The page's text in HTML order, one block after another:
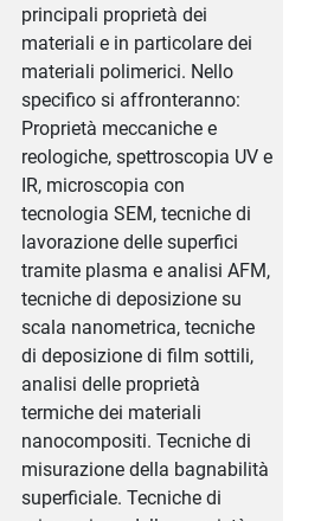
principali proprietà dei
materiali e in particolare dei
materiali polimerici. Nello
specifico si affronteranno:
Proprietà meccaniche e
reologiche, spettroscopia UV e
IR, microscopia con
tecnologia SEM, tecniche di
lavorazione delle superfici
tramite plasma e analisi AFM,
tecniche di deposizione su
scala nanometrica, tecniche
di deposizione di film sottili,
analisi delle proprietà
termiche dei materiali
nanocompositi. Tecniche di
misurazione della bagnabilità
superficiale. Tecniche di